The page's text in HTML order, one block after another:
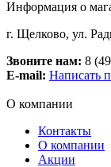
Информация о
г. Щелково, ул.
Звоните нам: 8
E-mail: Написать
О компании
Контакты
О компании
Акции